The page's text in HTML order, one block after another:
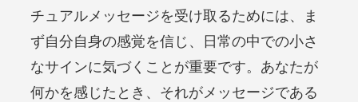
チュアルメッセージを受け取るためには、ま
ず自分自身の感覚を信じ、日常の中での小さ
なサインに気づくことが重要です。あなたが
何かを感じたとき、それがメッセージである